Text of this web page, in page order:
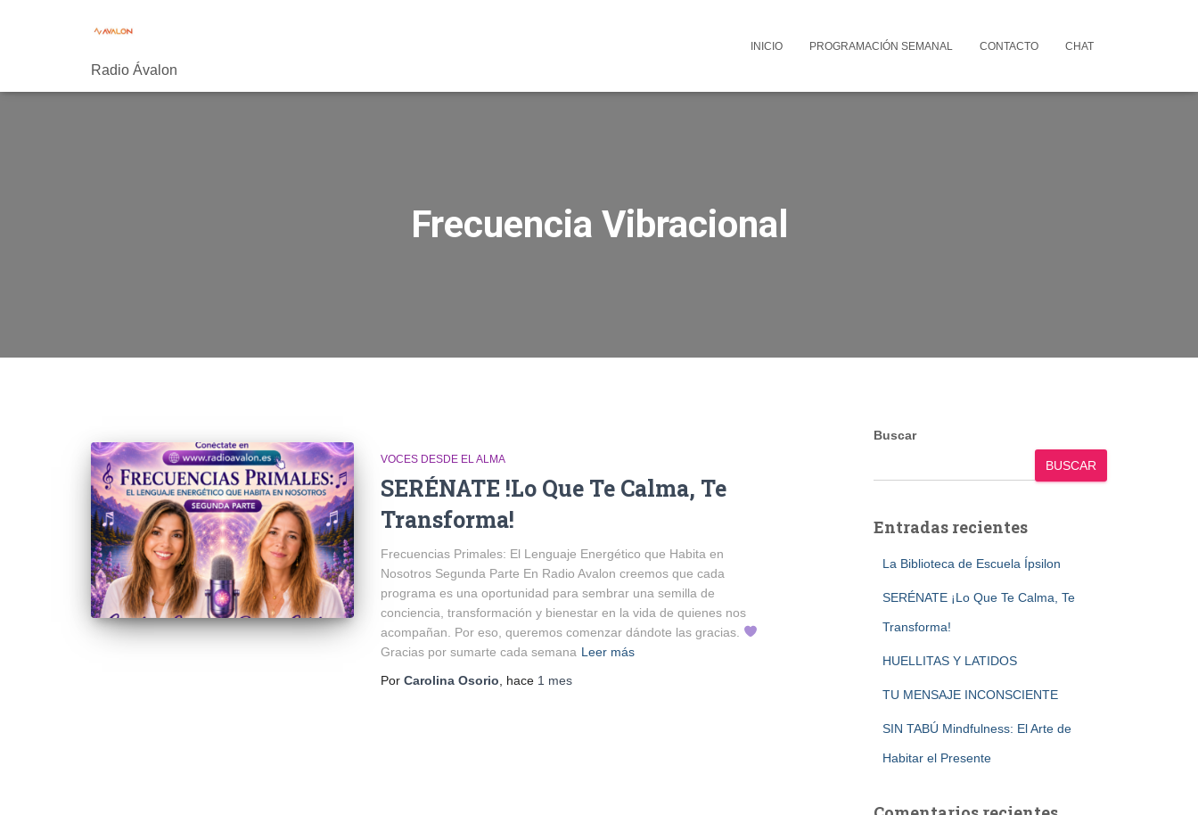
Radio Ávalon
INICIO PROGRAMACIÓN SEMANAL CONTACTO CHAT
Frecuencia Vibracional
VOCES DESDE EL ALMA
SERÉNATE !Lo Que Te Calma, Te
Transforma!
Frecuencias Primales: El Lenguaje Energético que Habita en
Nosotros Segunda Parte En Radio Avalon creemos que cada
programa es una oportunidad para sembrar una semilla de
conciencia, transformación y bienestar en la vida de quienes nos
acompañan. Por eso, queremos comenzar dándote las gracias.
Gracias por sumarte cada semana Leer más
Por Carolina Osorio , hace 1 mes
Buscar
BUSCAR
Entradas recientes
La Biblioteca de Escuela Ípsilon
SERÉNATE ¡Lo Que Te Calma, Te
Transforma!
HUELLITAS Y LATIDOS
TU MENSAJE INCONSCIENTE
SIN TABÚ Mindfulness: El Arte de
Habitar el Presente